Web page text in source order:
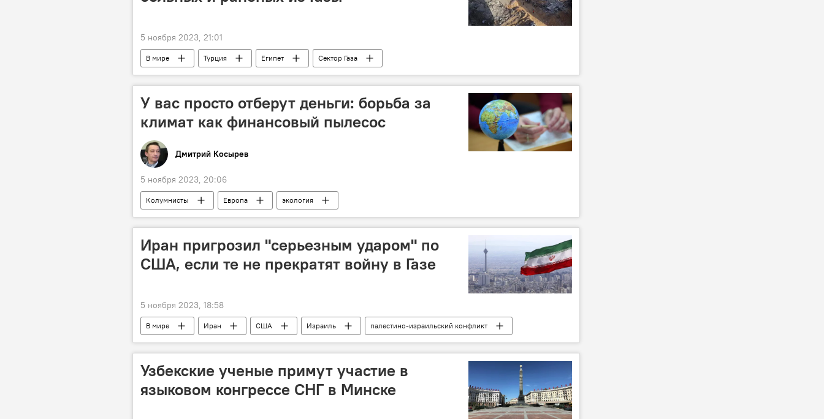
5 ноября 2023, 21:01
В мире Турция Египет Сектор Газа
У вас просто отберут деньги: борьба за
климат как финансовый пылесос
Дмитрий Косырев
5 ноября 2023, 20:06
Колумнисты Европа экология
Иран пригрозил "серьезным ударом" по
США, если те не прекратят войну в Газе
5 ноября 2023, 18:58
В мире Иран США Израиль
палестино-израильский конфликт
Палестина
Узбекские ученые примут участие в
языковом конгрессе СНГ в Минске